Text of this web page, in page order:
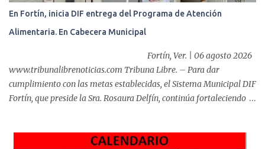
multidisciplinario: tres endoscopistas, anestesiólogo y personal
auxiliar y de enfermería. En esta semana, se realizó un nuevo caso
de éxito, pues a través de la colocación de un stent metálico
esofágico, una derechohabiente con un tumor en el ...
En Fortín, inicia DIF entrega del Programa de Atención
Alimentaria. En Cabecera Municipal
Fortín, Ver. | 06 agosto 2026
www.tribunalibrenoticias.com Tribuna Libre. – Para dar
cumplimiento con las metas establecidas, el Sistema Municipal DIF
Fortín, que preside la Sra. Rosaura Delfín, continúa fortaleciendo
Días y Primera Infancia” que inició este miércoles en la cabecera